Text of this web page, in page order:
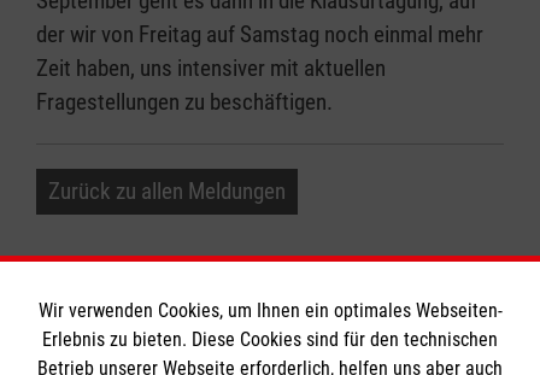
der wir von Freitag auf Samstag noch einmal mehr
Zeit haben, uns intensiver mit aktuellen
Fragestellungen zu beschäftigen.
Zurück zu allen Meldungen
Wir verwenden Cookies, um Ihnen ein optimales Webseiten-
Erlebnis zu bieten. Diese Cookies sind für den technischen
Betrieb unserer Webseite erforderlich, helfen uns aber auch